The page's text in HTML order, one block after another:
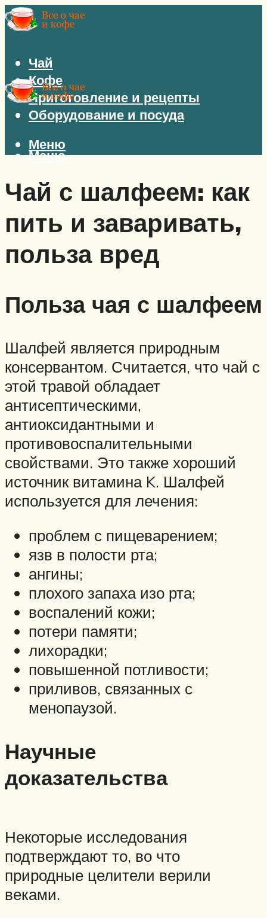
Чай
Кофе
Приготовление и рецепты
Оборудование и посуда
Меню
Меню
Чай с шалфеем: как
пить и заваривать,
польза вред
Польза чая с шалфеем
Шалфей является природным
консервантом. Считается, что чай с
этой травой обладает
антисептическими,
антиоксидантными и
противовоспалительными
свойствами. Это также хороший
источник витамина K. Шалфей
используется для лечения:
проблем с пищеварением;
язв в полости рта;
ангины;
плохого запаха изо рта;
воспалений кожи;
потери памяти;
лихорадки;
повышенной потливости;
приливов, связанных с
менопаузой.
Научные
доказательства
Некоторые исследования
подтверждают то, во что
природные целители верили
веками.